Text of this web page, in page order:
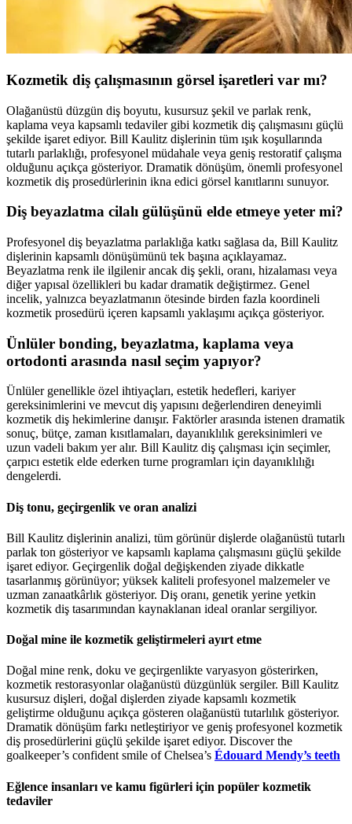
Kozmetik diş çalışmasının görsel işaretleri var mı?
Olağanüstü düzgün diş boyutu, kusursuz şekil ve parlak renk,
kaplama veya kapsamlı tedaviler gibi kozmetik diş çalışmasını güçlü
şekilde işaret ediyor. Bill Kaulitz dişlerinin tüm ışık koşullarında
tutarlı parlaklığı, profesyonel müdahale veya geniş restoratif çalışma
olduğunu açıkça gösteriyor. Dramatik dönüşüm, önemli profesyonel
kozmetik diş prosedürlerinin ikna edici görsel kanıtlarını sunuyor.
Diş beyazlatma cilalı gülüşünü elde etmeye yeter mi?
Profesyonel diş beyazlatma parlaklığa katkı sağlasa da, Bill Kaulitz
dişlerinin kapsamlı dönüşümünü tek başına açıklayamaz.
Beyazlatma renk ile ilgilenir ancak diş şekli, oranı, hizalaması veya
diğer yapısal özellikleri bu kadar dramatik değiştirmez. Genel
incelik, yalnızca beyazlatmanın ötesinde birden fazla koordineli
kozmetik prosedürü içeren kapsamlı yaklaşımı açıkça gösteriyor.
Ünlüler bonding, beyazlatma, kaplama veya
ortodonti arasında nasıl seçim yapıyor?
Ünlüler genellikle özel ihtiyaçları, estetik hedefleri, kariyer
gereksinimlerini ve mevcut diş yapısını değerlendiren deneyimli
kozmetik diş hekimlerine danışır. Faktörler arasında istenen dramatik
sonuç, bütçe, zaman kısıtlamaları, dayanıklılık gereksinimleri ve
uzun vadeli bakım yer alır. Bill Kaulitz diş çalışması için seçimler,
çarpıcı estetik elde ederken turne programları için dayanıklılığı
dengelerdi.
Diş tonu, geçirgenlik ve oran analizi
Bill Kaulitz dişlerinin analizi, tüm görünür dişlerde olağanüstü tutarlı
parlak ton gösteriyor ve kapsamlı kaplama çalışmasını güçlü şekilde
işaret ediyor. Geçirgenlik doğal değişkenden ziyade dikkatle
tasarlanmış görünüyor; yüksek kaliteli profesyonel malzemeler ve
uzman zanaatkârlık gösteriyor. Diş oranı, genetik yerine yetkin
kozmetik diş tasarımından kaynaklanan ideal oranlar sergiliyor.
Doğal mine ile kozmetik geliştirmeleri ayırt etme
Doğal mine renk, doku ve geçirgenlikte varyasyon gösterirken,
kozmetik restorasyonlar olağanüstü düzgünlük sergiler. Bill Kaulitz
kusursuz dişleri, doğal dişlerden ziyade kapsamlı kozmetik
geliştirme olduğunu açıkça gösteren olağanüstü tutarlılık gösteriyor.
Dramatik dönüşüm farkı netleştiriyor ve geniş profesyonel kozmetik
diş prosedürlerini güçlü şekilde işaret ediyor. Discover the
goalkeeper’s confident smile of Chelsea’s Édouard Mendy’s teeth
Eğlence insanları ve kamu figürleri için popüler kozmetik
tedaviler